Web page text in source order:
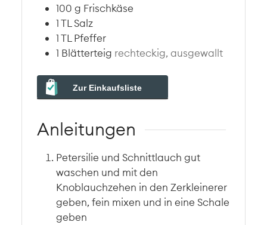
100 g Frischkäse
1TL Salz
1TL Pfeffer
1 Blätterteig rechteckig, ausgewallt
Zur Einkaufsliste
Anleitungen
Petersilie und Schnittlauch gut
waschen und mit den
Knoblauchzehen in den Zerkleinerer
geben, fein mixen und in eine Schale
geben